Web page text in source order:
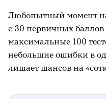
32
Любопытный момент
с 30 первичных
максимальные 100
небольшие ошибки в
лишает шансов на